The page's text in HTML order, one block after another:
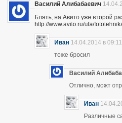
Василий Алибабаевич
Блять, на Авито уже второй
http://www.avito.ru/ufa/
Иван 14.04.2014 в 09:11
тоже бросил
Василий
Отлично, можт
Иван
Различные